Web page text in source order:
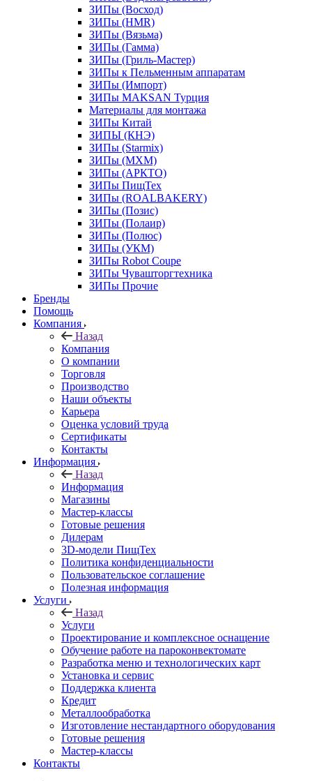
ЗИПы (Восход)
ЗИПы (HMR)
ЗИПы (Вязьма)
ЗИПы (Гамма)
ЗИПы (Гриль-Мастер)
ЗИПы к Пельменным аппаратам
ЗИПы (Импорт)
ЗИПы MAKSAN Турция
Материалы для монтажа
ЗИПы Китай
ЗИПЫ (КНЭ)
ЗИПы (Starmix)
ЗИПы (МХМ)
ЗИПы (АРКТО)
ЗИПы ПищТех
ЗИПы (ROALBAKERY)
ЗИПы (Позис)
ЗИПы (Полаир)
ЗИПы (Полюс)
ЗИПы (УКМ)
ЗИПы Robot Coupe
ЗИПы Чувашторгтехника
ЗИПы Прочие
Бренды
Помощь
Компания
Назад
Компания
О компании
Торговля
Производство
Наши объекты
Карьера
Оценка условий труда
Сертификаты
Контакты
Информация
Назад
Информация
Магазины
Мастер-классы
Готовые решения
Дилерам
3D-модели ПищТех
Политика конфиденциальности
Пользовательское соглашение
Полезная информация
Услуги
Назад
Услуги
Проектирование и комплексное оснащение
Обучение работе на пароконвектомате
Разработка меню и технологических карт
Установка и сервис
Поддержка клиента
Кредит
Металлообработка
Изготовление нестандартного оборудования
Готовые решения
Мастер-классы
Контакты